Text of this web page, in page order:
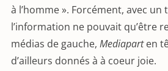
à l’homme ». Forcément, avec un
l’information ne pouvait qu’être
médias de gauche, Mediaparten
d’ailleurs donnés à à coeur joie.